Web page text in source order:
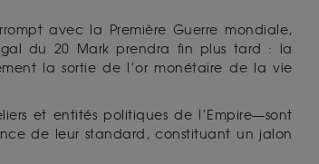
avec la Première Guerre mondiale,
du 20 Mark prendra fin plus tard : la
la sortie de l’or monétaire de la vie
et entités politiques de l’Empire—sont
de leur standard, constituant un jalon